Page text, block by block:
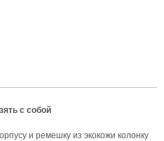
с собой
и ремешку из экокожи колонку